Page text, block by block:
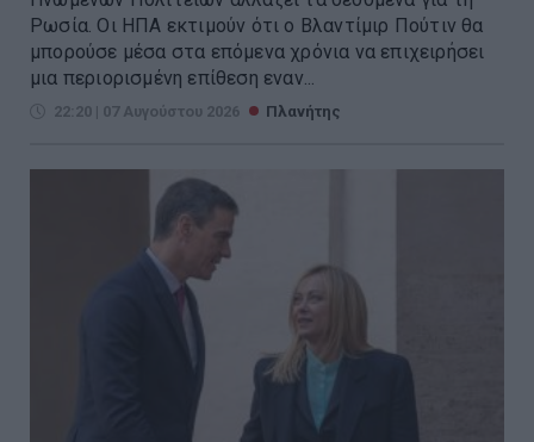
Ρωσία. Οι ΗΠΑ εκτιμούν ότι ο Βλαντίμιρ Πούτιν θα
μπορούσε μέσα στα επόμενα χρόνια να επιχειρήσει
μια περιορισμένη επίθεση εναν...
22:20 | 07 Αυγούστου 2026 Πλανήτης